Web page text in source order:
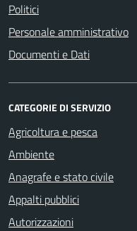
Politici
Personale amministrativo
Documenti e Dati
CATEGORIE DI SERVIZIO
Agricoltura e pesca
Ambiente
Anagrafe e stato civile
Appalti pubblici
Autorizzazioni